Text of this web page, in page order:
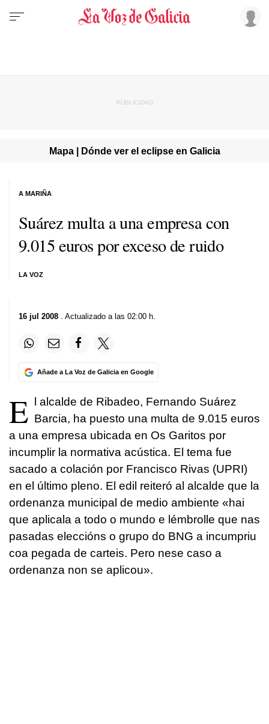
Mapa | Dónde ver el eclipse en Galicia
Suárez multa a una empresa con
9.015 euros por exceso de ruido
LA VOZ
A MARIÑA
16 jul 2008 . Actualizado a las 02:00 h.
Añade a La Voz de Galicia en Google
E
l alcalde de Ribadeo, Fernando Suárez
Barcia, ha puesto una multa de 9.015 euros
a una empresa ubicada en Os Garitos por
incumplir la normativa acústica. El tema fue
sacado a colación por Francisco Rivas (UPRI)
en el último pleno. El edil reiteró al alcalde que la
ordenanza municipal de medio ambiente «hai
que aplicala a todo o mundo e lémbrolle que nas
pasadas eleccións o grupo do BNG a incumpriu
coa pegada de carteis. Pero nese caso a
ordenanza non se aplicou».